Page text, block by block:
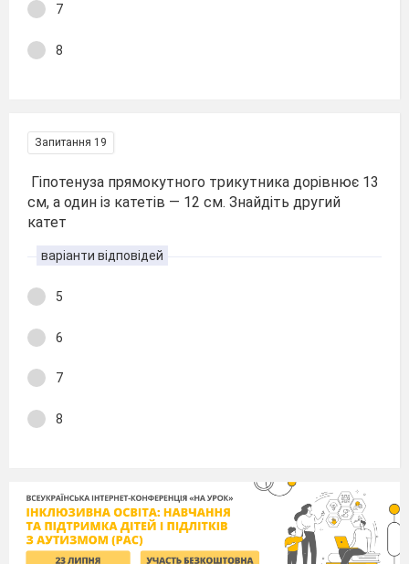
7
8
Запитання 19
Гіпотенуза прямокутного трикутника дорівнює 13
см, а один із катетів — 12 см. Знайдіть другий
катет
варіанти відповідей
5
6
7
8